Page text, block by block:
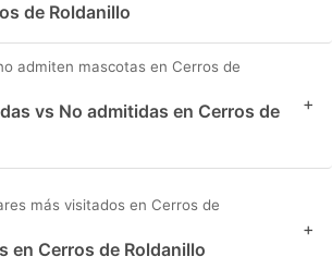
de Roldanillo
admiten mascotas en Cerros de
vs No admitidas en Cerros de
+
más visitados en Cerros de
en Cerros de Roldanillo
+